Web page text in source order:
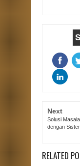
Next
Solusi
dengan
RELATED